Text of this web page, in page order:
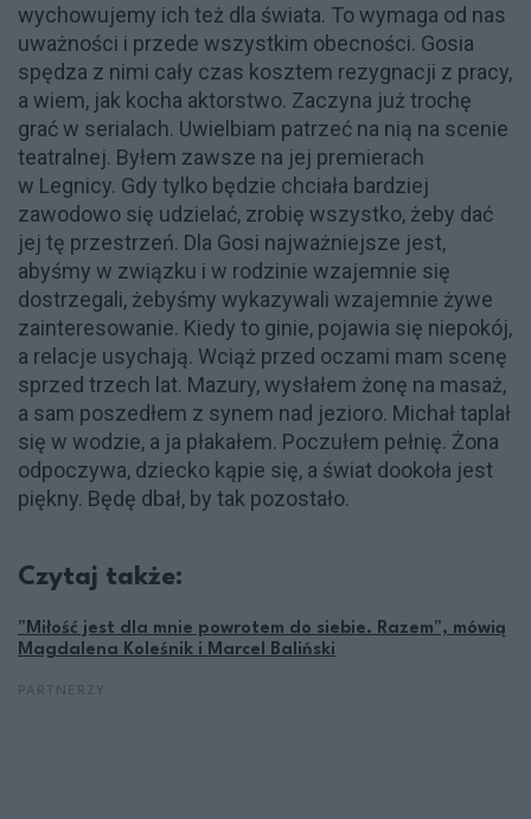
wychowujemy ich też dla świata. To wymaga od nas
uważności i przede wszystkim obecności. Gosia
spędza z nimi cały czas kosztem rezygnacji z pracy,
a wiem, jak kocha aktorstwo. Zaczyna już trochę
grać w serialach. Uwielbiam patrzeć na nią na scenie
teatralnej. Byłem zawsze na jej premierach
w Legnicy. Gdy tylko będzie chciała bardziej
zawodowo się udzielać, zrobię wszystko, żeby dać
jej tę przestrzeń. Dla Gosi najważniejsze jest,
abyśmy w związku i w rodzinie wzajemnie się
dostrzegali, żebyśmy wykazywali wzajemnie żywe
zainteresowanie. Kiedy to ginie, pojawia się niepokój,
a relacje usychają. Wciąż przed oczami mam scenę
sprzed trzech lat. Mazury, wysłałem żonę na masaż,
a sam poszedłem z synem nad jezioro. Michał taplał
się w wodzie, a ja płakałem. Poczułem pełnię. Żona
odpoczywa, dziecko kąpie się, a świat dookoła jest
piękny. Będę dbał, by tak pozostało.
Czytaj także:
"Miłość jest dla mnie powrotem do siebie. Razem", mówią
Magdalena Koleśnik i Marcel Baliński